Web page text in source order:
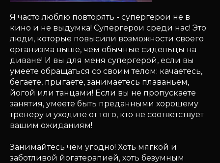
Я часто люблю повторять - супергерои не в
кино и не выдумка! Супергерои среди нас! Это
люди, которые повысили возможности своего
организма выше, чем обычные сидельцы на
диване! И вы для меня супергерой, если вы
умеете обращаться со своим телом: качаетесь,
бегаете, прыгаете, занимаетесь плаваньем,
йогой или танцами! Если вы не пропускаете
занятия, умеете быть преданными хорошему
тренеру и уходите от того, кто не соответствует
вашим ожиданиям!
Занимайтесь чем угодно! Хоть мягкой и
заботливой йогатерапией, хоть безумным